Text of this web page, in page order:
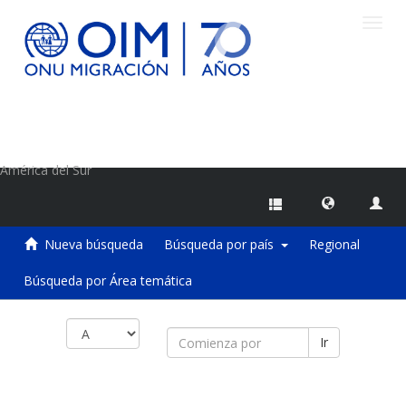
América del Sur
Nueva búsqueda Búsqueda por país Regional
Búsqueda por Área temática
Ir